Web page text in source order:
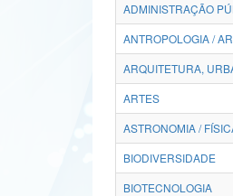
ADMINISTRAÇÃO
ANTROPOLOGIA /
ARQUITETURA,
ARTES
ASTRONOMIA /
BIODIVERSIDADE
BIOTECNOLOGIA